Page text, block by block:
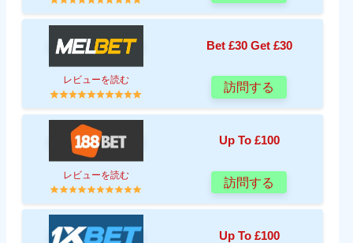
Bet £30 Get £30
レビューを読む
訪問する
Up To £100
レビューを読む
訪問する
Up To £100